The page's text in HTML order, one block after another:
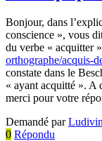
Bonjour, dans
conscience », vous
du verbe « acquitter
orthographe/acquis-
constate dans le
« ayant acquitté ». A
merci pour votre
Demandé par
0 Répondu